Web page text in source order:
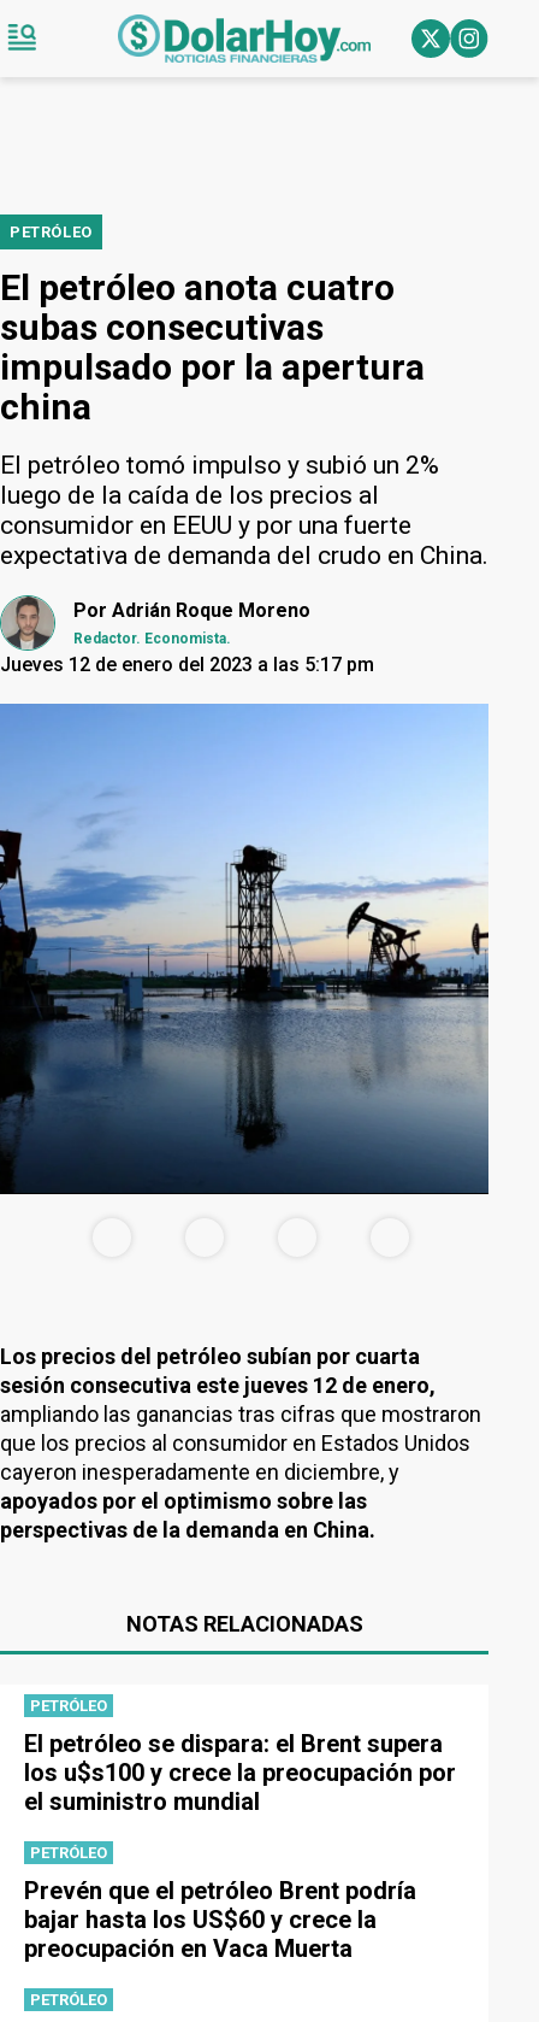
PETRÓLEO
El petróleo anota cuatro
subas consecutivas
impulsado por la apertura
china
El petróleo tomó impulso y subió un 2%
luego de la caída de los precios al
consumidor en EEUU y por una fuerte
expectativa de demanda del crudo en China.
Por Adrián Roque Moreno
Redactor. Economista.
Jueves 12 de enero del 2023 a las 5:17 pm
Los precios del petróleo subían por cuarta
sesión consecutiva este jueves 12 de enero,
ampliando las ganancias tras cifras que mostraron
que los precios al consumidor en Estados Unidos
cayeron inesperadamente en diciembre, y
apoyados por el optimismo sobre las
perspectivas de la demanda en China.
NOTAS RELACIONADAS
PETRÓLEO
El petróleo se dispara: el Brent supera
los u$s100 y crece la preocupación por
el suministro mundial
PETRÓLEO
Prevén que el petróleo Brent podría
bajar hasta los US$60 y crece la
preocupación en Vaca Muerta
PETRÓLEO